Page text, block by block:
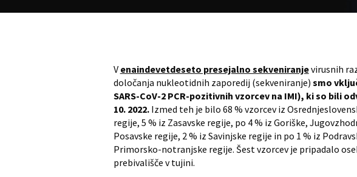
V enaindevetdeseto presejalno sekveniranjevirusnih
določanja nukleotidnih zaporedij (sekveniranje) smo
SARS-CoV-2 PCR-pozitivnih vzorcev na IMI), ki so bili
10. 2022. Izmed teh je bilo 68 % vzorcev iz
regije, 5 % iz Zasavske regije, po 4 % iz Goriške,
Posavske regije, 2 % iz Savinjske regije in po 1 % iz
Primorsko-notranjske regije. Šest vzorcev je pripadalo
prebivališče v tujini.